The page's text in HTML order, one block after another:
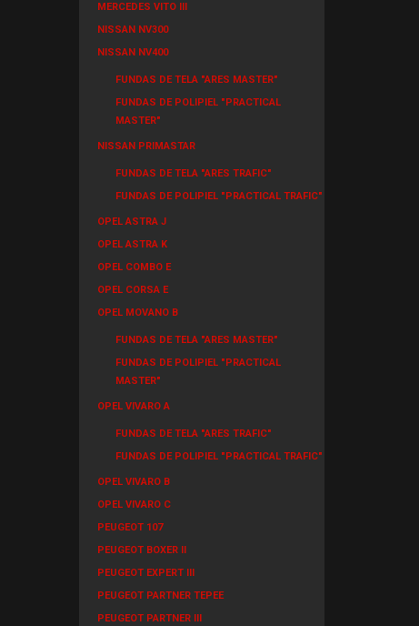
MERCEDES VITO III
NISSAN NV300
NISSAN NV400
FUNDAS DE TELA "ARES MASTER"
FUNDAS DE POLIPIEL "PRACTICAL
MASTER"
NISSAN PRIMASTAR
FUNDAS DE TELA "ARES TRAFIC"
FUNDAS DE POLIPIEL "PRACTICAL TRAFIC"
OPEL ASTRA J
OPEL ASTRA K
OPEL COMBO E
OPEL CORSA E
OPEL MOVANO B
FUNDAS DE TELA "ARES MASTER"
FUNDAS DE POLIPIEL "PRACTICAL
MASTER"
OPEL VIVARO A
FUNDAS DE TELA "ARES TRAFIC"
FUNDAS DE POLIPIEL "PRACTICAL TRAFIC"
OPEL VIVARO B
OPEL VIVARO C
PEUGEOT 107
PEUGEOT BOXER II
PEUGEOT EXPERT III
PEUGEOT PARTNER TEPEE
PEUGEOT PARTNER III